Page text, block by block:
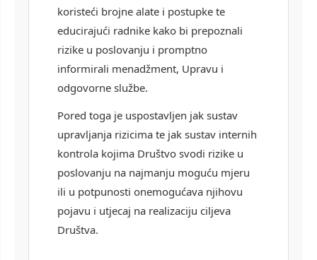
koristeći brojne alate i postupke te
educirajući radnike kako bi prepoznali
rizike u poslovanju i promptno
informirali menadžment, Upravu i
odgovorne službe.
Pored toga je uspostavljen jak sustav
upravljanja rizicima te jak sustav internih
kontrola kojima Društvo svodi rizike u
poslovanju na najmanju moguću mjeru
ili u potpunosti onemogućava njihovu
pojavu i utjecaj na realizaciju ciljeva
Društva.